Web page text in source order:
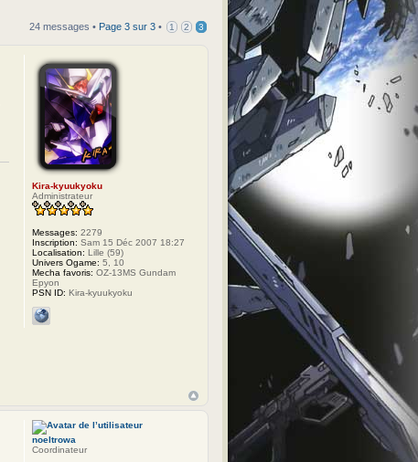
24 messages • Page 3 sur 3 • 1 2 3
Kira-kyuukyoku
Administrateur
Messages: 2279
Inscription: Sam 15 Déc 2007 18:27
Localisation: Lille (59)
Univers Ogame: 5, 10
Mecha favoris: OZ-13MS Gundam
Epyon
PSN ID: Kira-kyuukyoku
noeltrowa
Coordinateur